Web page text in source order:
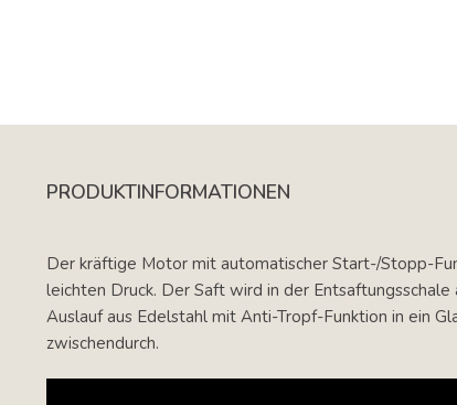
PRODUKTINFORMATIONEN
Der kräftige Motor mit automatischer Start-/Stopp-
leichten Druck. Der Saft wird in der
Auslauf aus Edelstahl mit Anti-Tropf-Funktion in ein
zwischendurch.